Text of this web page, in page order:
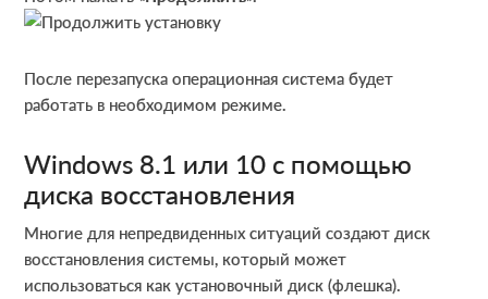
После перезапуска операционная система будет
работать в необходимом режиме.
Windows 8.1 или 10 с помощью
диска восстановления
Многие для непредвиденных ситуаций создают диск
восстановления системы, который может
использоваться как установочный диск (флешка).